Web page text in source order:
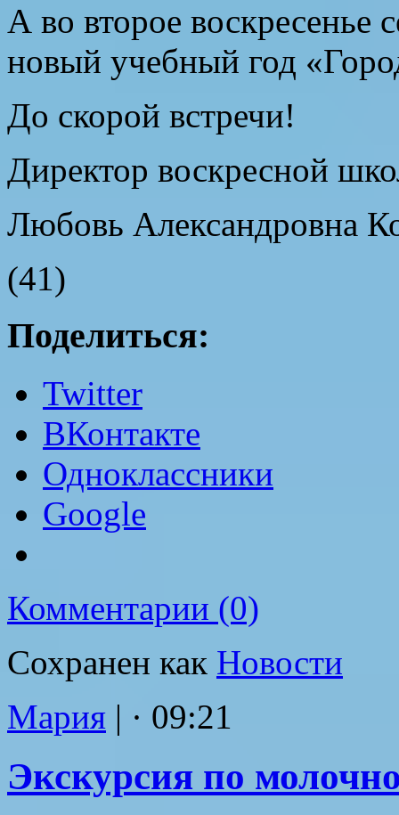
А во второе воскресенье
новый учебный год
До скорой встречи!
Директор воскресной
Любовь Александровна
(41)
Поделиться:
Twitter
ВКонтакте
Одноклассники
Google
Комментарии (0)
Сохранен как Новости
Мария | · 09:21
Экскурсия по